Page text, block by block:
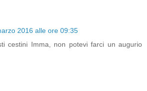
2016 alle ore 09:35
cestini Imma, non potevi farci un augurio